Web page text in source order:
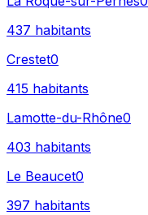
437 habitants
Crestet0
415 habitants
Lamotte-du-Rhône0
403 habitants
Le Beaucet0
397 habitants